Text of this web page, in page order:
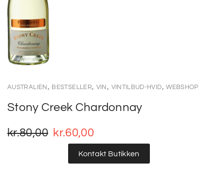
AUSTRALIEN , BESTSELLER, VIN , VINTILBUD-HVID,WEBSHOP
Stony Creek Chardonnay
kr.80,00 kr.60,00
Kontakt Butikken